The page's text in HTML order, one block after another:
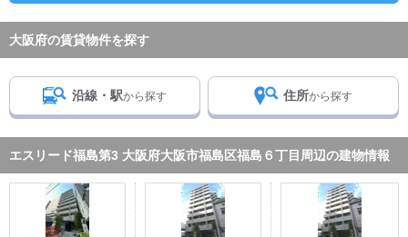
大阪府の賃貸物件を探す
沿線・駅から探す 住所から探す
エスリード福島第3 大阪府大阪市福島区福島６丁目周辺の建物情報